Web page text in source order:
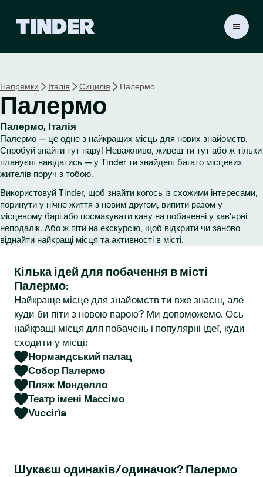
н
а
с
о
р
і
а
T
i
n
r
Напрямки Італія Сицилія Палермо
Палермо
Палермо, Італія
Палермо — це одне з найкращих місць для нових знайомств.
Спробуй знайти тут пару! Неважливо, живеш ти тут або ж тільки
плануєш навідатись — у Tinder ти знайдеш багато місцевих
жителів поруч з тобою.
Використовуй Tinder, щоб знайти когось із схожими інтересами,
поринути у нічне життя з новим другом, випити разом у
місцевому барі або посмакувати каву на побаченні у кав'ярні
неподалік. Або ж піти на екскурсію, щоб відкрити чи заново
віднайти найкращі місця та активності в місті.
Кілька ідей для побачення в місті
Палермо:
Найкраще місце для знайомств ти вже знаєш, але
куди би піти з новою парою? Ми допоможемо. Ось
найкращі місця для побачень і популярні ідеї, куди
сходити у місці:
Нормандський палац
Собор Палермо
Пляж Монделло
Театр імені Массімо
Vuccirìa
Шукаєш одинаків/одиначок? Палермо